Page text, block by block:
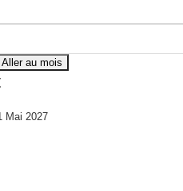
Aller au mois
Mai 2027